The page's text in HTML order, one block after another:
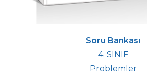
Soru Bankası
4. SINIF
Problemler